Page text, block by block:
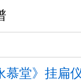
慕堂》挂扁